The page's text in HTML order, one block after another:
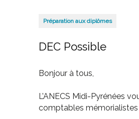
Préparation aux diplômes
DEC Possible
Bonjour à tous,
L’ANECS Midi-Pyrénées
comptables mémorialistes